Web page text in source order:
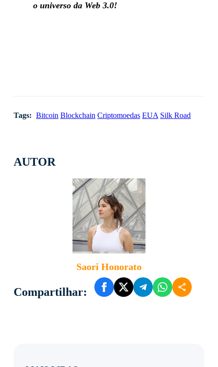
AUTOR
Saori Honorato
Compartilhar:
o universo da Web 3.0!
Tags: Bitcoin Blockchain Criptomoedas EUA Silk Road